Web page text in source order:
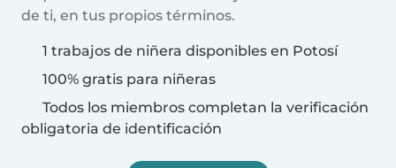
de ti, en tus propios términos.
1 trabajos de niñera disponibles en Potosí
100% gratis para niñeras
Todos los miembros completan la verificación
obligatoria de identificación